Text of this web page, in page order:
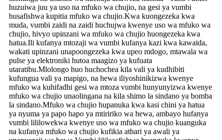
huzuiwa juu ya uso na mfuko wa chujio, na gesi ya vumbi
husafishwa kupitia mfuko wa chujio.Kwa kuongezeka kwa
muda, vumbi zaidi na zaidi huchujwa kwenye uso wa mfuko wa
chujio, hivyo upinzani wa mfuko wa chujio huongezeka kwa
hatua.Ili kufanya mtozaji wa vumbi kufanya kazi kwa kawaida,
wakati upinzani unapoongezeka kwa upeo mdogo, mtawala wa
pulse ya elektroniki hutoa maagizo ya kufuata
utaratibu.Mlolongo huo huchochea kila vali ya kudhibiti
kufungua vali ya mapigo, na hewa iliyoshinikizwa kwenye
mfuko wa kuhifadhi gesi wa mtoza vumbi hunyunyizwa kwenye
mfuko wa chujio unaolingana na kila shimo la sindano ya bomba
la sindano.Mfuko wa chujio hupanuka kwa kasi chini ya hatua
ya nyuma ya papo hapo ya mtiririko wa hewa, ambayo hufanya
vumbi lililowekwa kwenye uso wa mfuko wa chujio kuanguka
na kufanya mfuko wa chujio kufikia athari ya awali ya